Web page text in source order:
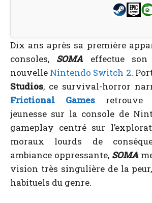
Dix ans après sa première
consoles, SOMAeffectue
nouvelle Nintendo Switch 2.
Studios, ce survival-horror
Frictional Games retrouve
jeunesse sur la console de
gameplay centré sur
moraux lourds de
ambiance oppressante, SOMA
vision très singulière de la
habituels du genre.